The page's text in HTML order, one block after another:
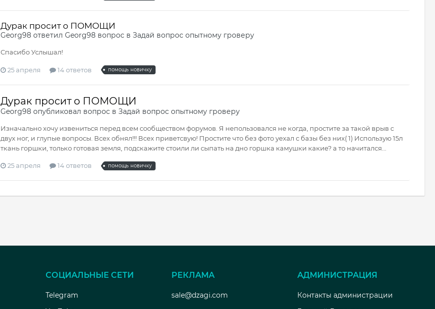
Дурак просит о ПОМОЩИ
Georg98ответил Georg98вопрос в Задай вопрос опытному гроверу
Спасибо Услышал!
25 апреля 14 ответов помощь новичку
Дурак просит о ПОМОЩИ
Georg98опубликовал вопрос в Задай вопрос опытному гроверу
Изначально хочу извениться перед всем сообществом форумов. Я непользовался не когда, простите за такой врыв с
двух ног, и глупые вопросы. Всех обнял!!! Всех приветсвую! Простите что без фото уехал с базы без них( 1) Использую 15л
ткань горшки, только готовая земля, подскажите стоили ли сыпать на дно горшка камушки какие? а то начитался...
25 апреля 14 ответов помощь новичку
СОЦИАЛЬНЫЕ СЕТИ
Telegram
РЕКЛАМА
sale@dzagi.com
АДМИНИСТРАЦИЯ
Контакты администрации